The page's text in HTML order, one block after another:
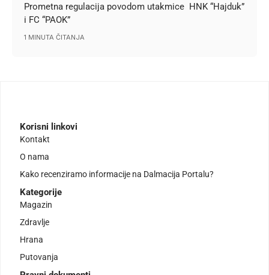
Prometna regulacija povodom utakmice HNK “Hajduk”
i FC “PAOK”
1 MINUTA ČITANJA
Korisni linkovi
Kontakt
O nama
Kako recenziramo informacije na Dalmacija Portalu?
Kategorije
Magazin
Zdravlje
Hrana
Putovanja